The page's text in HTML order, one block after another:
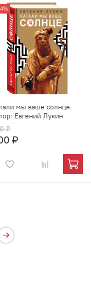
мы ваше солнце.
Евгений Лукин
₽
₽